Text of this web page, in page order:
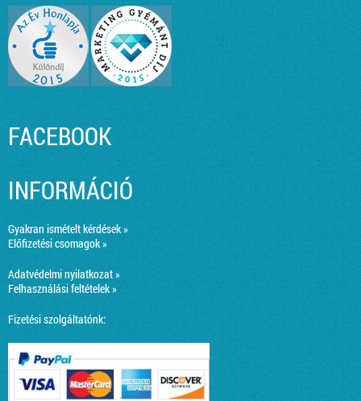
FACEBOOK
INFORMÁCIÓ
Gyakran ismételt kérdések »
Előfizetési csomagok »
Adatvédelmi nyilatkozat »
Felhasználási feltételek »
Fizetési szolgáltatónk: